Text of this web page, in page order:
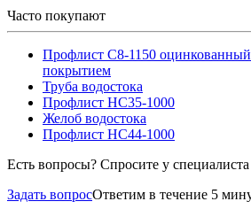
Часто покупают
Профлист С8-1150
покрытием
Труба водостока
Профлист НС35-1000
Желоб водостока
Профлист НС44-1000
Есть вопросы? Спросите у специалиста
Задать вопросОтветим в течение 5